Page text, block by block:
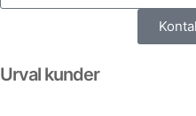
Urval kunder